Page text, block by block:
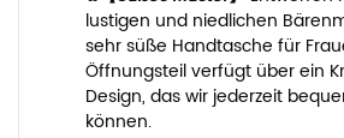
lustigen und niedlichen
sehr süße Handtasche für
Öffnungsteil verfügt über ein
Design, das wir jederzeit
können.